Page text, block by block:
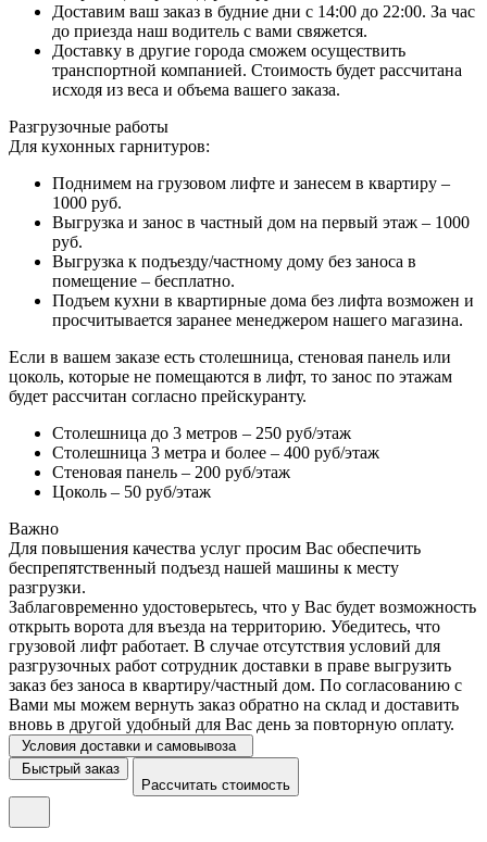
Доставим ваш заказ в будние дни с 14:00 до 22:00. За час
до приезда наш водитель с вами свяжется.
Доставку в другие города сможем осуществить
транспортной компанией. Стоимость будет рассчитана
исходя из веса и объема вашего заказа.
Разгрузочные работы
Для кухонных гарнитуров:
Поднимем на грузовом лифте и занесем в квартиру –
1000 руб.
Выгрузка и занос в частный дом на первый этаж – 1000
руб.
Выгрузка к подъезду/частному дому без заноса в
помещение – бесплатно.
Подъем кухни в квартирные дома без лифта возможен и
просчитывается заранее менеджером нашего магазина.
Если в вашем заказе есть столешница, стеновая панель или
цоколь, которые не помещаются в лифт, то занос по этажам
будет рассчитан согласно прейскуранту.
Столешница до 3 метров – 250 руб/этаж
Столешница 3 метра и более – 400 руб/этаж
Стеновая панель – 200 руб/этаж
Цоколь – 50 руб/этаж
Важно
Для повышения качества услуг просим Вас обеспечить
беспрепятственный подъезд нашей машины к месту
разгрузки.
Заблаговременно удостоверьтесь, что у Вас будет возможность
открыть ворота для въезда на территорию. Убедитесь, что
грузовой лифт работает. В случае отсутствия условий для
разгрузочных работ сотрудник доставки в праве выгрузить
заказ без заноса в квартиру/частный дом. По согласованию с
Вами мы можем вернуть заказ обратно на склад и доставить
вновь в другой удобный для Вас день за повторную оплату.
Условия доставки и самовывоза
Быстрый заказ
Рассчитать стоимость